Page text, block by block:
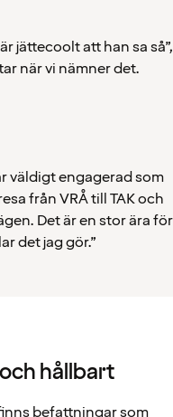
jättecoolt att han sa så”,
när vi nämner det.
väldigt engagerad som
från VRÅ till TAK och
Det är en stor ära för
det jag gör.”
hållbart
befattningar som